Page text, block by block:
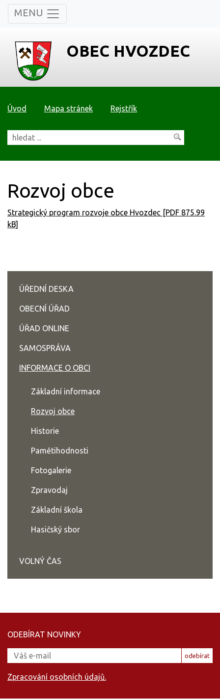
MENU
OBEC HVOZDEC
Úvod Mapa stránek Rejstřík
Rozvoj obce
Strategický program rozvoje obce Hvozdec [PDF 875.99
kB]
ÚŘEDNÍ DESKA
OBECNÍ ÚŘAD
ÚŘAD ONLINE
SAMOSPRÁVA
INFORMACE O OBCI
Základní informace
Rozvoj obce
Historie
Pamětihodnosti
Fotogalerie
Zpravodaj
Základní škola
Hasičský sbor
VOLNÝ ČAS
ODEBÍRAT NOVINKY
odebírat
Zpracování osobních údajů.